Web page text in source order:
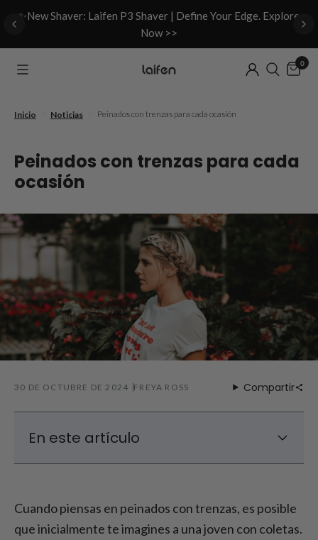
✨New Shaver: Laifen P3 Shaver | Define Your Edge. Explore
Now >>
0
Inicio Noticias Peinados con trenzas para cada ocasión
Peinados con trenzas para cada
ocasión
30 DE OCTUBRE DE 2024 FREYA ROSS Compartir
En este artículo
Conclusión: Peinados con trenzas para cada
ocasión
Cuando piensas en peinados con trenzas, es posible
que inicialmente te imagines a una joven con coletas.